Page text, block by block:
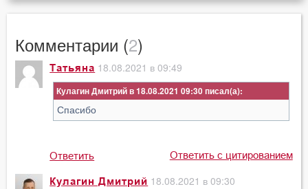
Комментарии (2)
Татьяна 18.08.2021 в 09:49
Кулагин Дмитрий в 18.08.2021 09:30
Спасибо
Ответить Ответить с цитированием
Кулагин Дмитрий 18.08.2021 в 09:30